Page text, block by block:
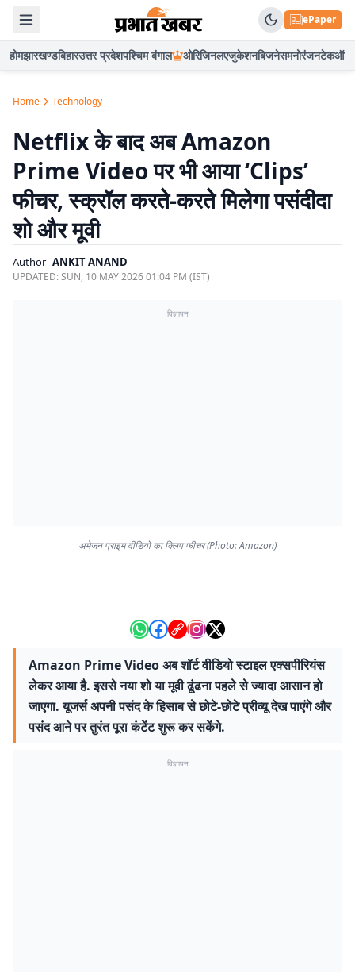
ePaper
होमझारखण्डबिहारउत्तर प्रदेशपश्चिम बंगाल ओरिजिनलएजुकेशनबिजनेसमनोरंजनटेकऑटो
Home Technology
Netflix के बाद अब Amazon
Prime Video पर भी आया ‘Clips’
फीचर, स्क्रॉल करते-करते मिलेगा पसंदीदा
शो और मूवी
Author ANKIT ANAND
UPDATED:SUN, 10 MAY 2026 01:04 PM (IST)
विज्ञापन
अमेजन प्राइम वीडियो का क्लिप फीचर (Photo: Amazon)
Amazon Prime Video अब शॉर्ट वीडियो स्टाइल एक्सपीरियंस
लेकर आया है. इससे नया शो या मूवी ढूंढना पहले से ज्यादा आसान हो
जाएगा. यूजर्स अपनी पसंद के हिसाब से छोटे-छोटे प्रीव्यू देख पाएंगे और
पसंद आने पर तुरंत पूरा कंटेंट शुरू कर सकेंगे.
विज्ञापन